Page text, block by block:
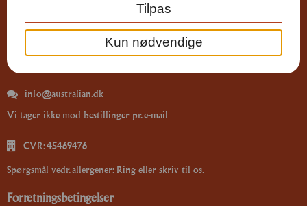
70 10 70 17
info@australian.dk
Vi tager ikke mod bestillinger pr. e-mail
CVR: 45469476
Spørgsmål vedr. allergener: Ring eller skriv til os.
Forretningsbetingelser
Kun nødvendige
Tilpas